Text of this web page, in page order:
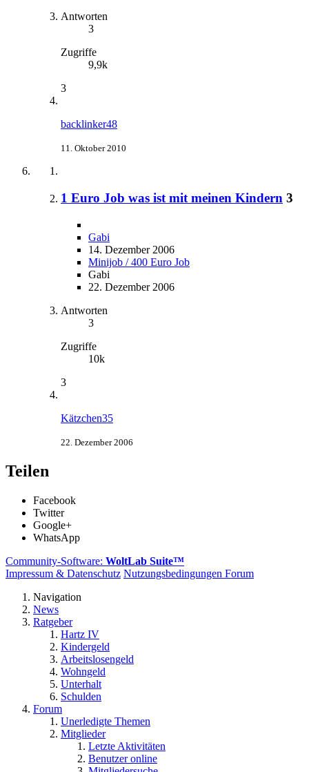
Antworten
3
Zugriffe
9,9k
3
backlinker48
11. Oktober 2010
1 Euro Job was ist mit meinen Kindern 3
Gabi
14. Dezember 2006
Minijob / 400 Euro Job
Gabi
22. Dezember 2006
Antworten
3
Zugriffe
10k
3
Kätzchen35
22. Dezember 2006
Teilen
Facebook
Twitter
Google+
WhatsApp
Community-Software: WoltLab Suite™
Impressum & Datenschutz Nutzungsbedingungen Forum
Navigation
News
Ratgeber
Hartz IV
Kindergeld
Arbeitslosengeld
Wohngeld
Unterhalt
Schulden
Forum
Unerledigte Themen
Mitglieder
Letzte Aktivitäten
Benutzer online